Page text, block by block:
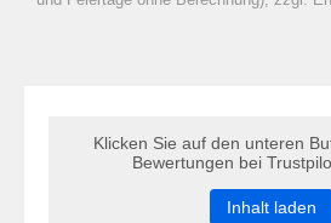
Klicken Sie auf den unteren
Bewertungen bei
Inhalt laden